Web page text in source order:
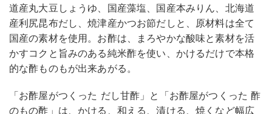
道産丸大豆しょうゆ、国産藻塩、国産本みりん、北海道
産利尻昆布だし、焼津産かつお節だしと、原材料は全て
国産の素材を使用。お酢は、まろやかな酸味と素材を活
かすコクと旨みのある純米酢を使い、かけるだけで本格
的な酢ものもが出来あがる。
「お酢屋がつくった だし甘酢」と「お酢屋がつくった 酢
のもの酢」は、かける、和える、漬ける、焼くなど幅広